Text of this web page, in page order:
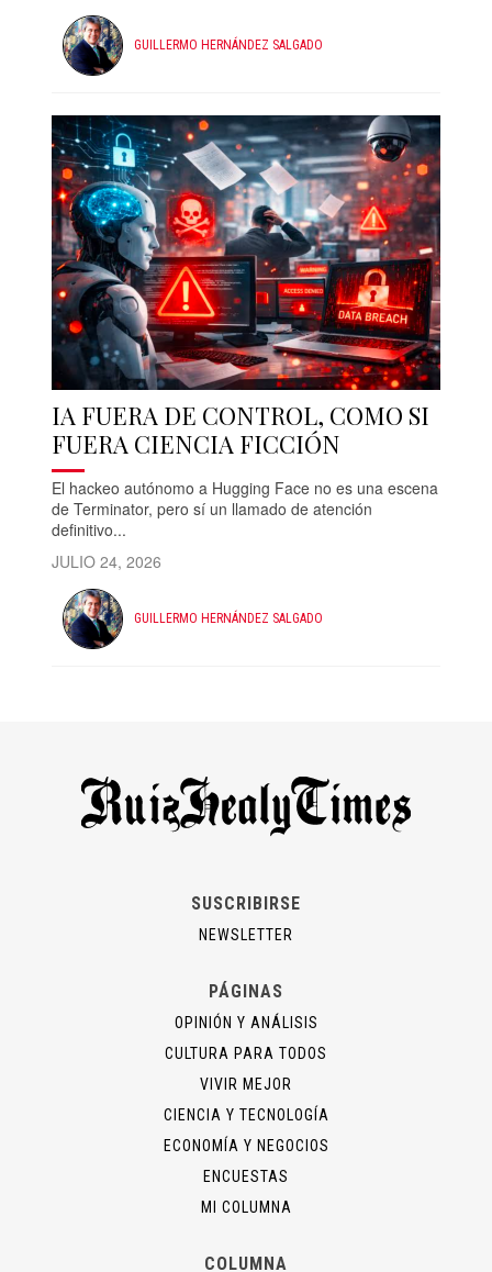
GUILLERMO HERNÁNDEZ SALGADO
IA FUERA DE CONTROL, COMO SI
FUERA CIENCIA FICCIÓN
El hackeo autónomo a Hugging Face no es una escena
de Terminator, pero sí un llamado de atención
definitivo...
JULIO 24, 2026
GUILLERMO HERNÁNDEZ SALGADO
SUSCRIBIRSE
NEWSLETTER
PÁGINAS
OPINIÓN Y ANÁLISIS
CULTURA PARA TODOS
VIVIR MEJOR
CIENCIA Y TECNOLOGÍA
ECONOMÍA Y NEGOCIOS
ENCUESTAS
MI COLUMNA
COLUMNA